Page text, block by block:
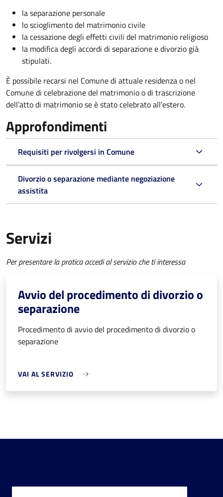
la separazione personale
lo scioglimento del matrimonio civile
la cessazione degli effetti civili del matrimonio religioso
la modifica degli accordi di separazione e divorzio già
stipulati.
È possibile recarsi nel Comune di attuale residenza o nel
Comune di celebrazione del matrimonio o di trascrizione
dell’atto di matrimonio se è stato celebrato all'estero.
Approfondimenti
Requisiti per rivolgersi in Comune
Divorzio o separazione mediante negoziazione
assistita
Servizi
Per presentare la pratica accedi al servizio che ti interessa
Avvio del procedimento di divorzio o
separazione
Procedimento di avvio del procedimento di divorzio o
separazione
VAI AL SERVIZIO